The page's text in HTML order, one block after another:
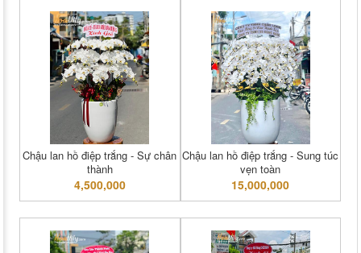
Chậu lan hồ điệp trắng - Sự chân
thành
4,500,000
Chậu lan hồ điệp trắng - Sung túc
vẹn toàn
15,000,000